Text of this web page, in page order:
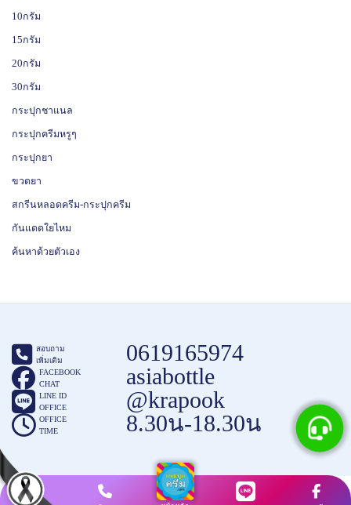
10กรัม
15กรัม
20กรัม
30กรัม
กระปุกชาแนล
กระปุกครีมหรูๆ
กระปุกยา
ขวดยา
สกรีนหลอดครีม-กระปุกครีม
กันแดดใยไหม
ค้นหาด้วยตัวเอง
สอบถาม
เพิ่มเติม
0619165974
FACEBOOK
CHAT
asiabottle
LINE ID
OFFICE
@krapook
OFFICE
TIME
8.30น-18.30น
COPYRIGHT ©2015 - 2025 กระปุกครีม.com ขายกระปุกครีม